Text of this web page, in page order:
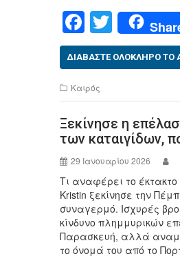
F
a
c
e
b
o
o
k
T
wi
tt
ΔΙΑΒΆΣΤΕ ΟΛΌΚΛΗΡΟ ΤΟ
Καιρός
Ξεκίνησε η
των καταιγίδων,
29 Ιανουαρίου 2026
Τι αναφέρει το
Kristin ξεκίνησε την
συναγερμό. Ισχυρές
κίνδυνο πλημμυρικών
Παρασκευή, αλλά
το όνομά του από το